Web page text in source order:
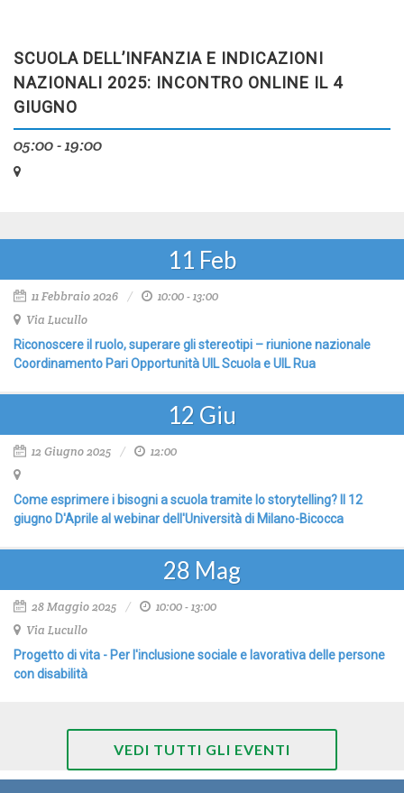
SCUOLA DELL’INFANZIA E INDICAZIONI
NAZIONALI 2025: INCONTRO ONLINE IL 4
GIUGNO
05:00 - 19:00
11 Feb
11 Febbraio 2026
10:00 - 13:00
Via Lucullo
Riconoscere il ruolo, superare gli stereotipi – riunione nazionale
Coordinamento Pari Opportunità UIL Scuola e UIL Rua
12 Giu
12 Giugno 2025 12:00
Come esprimere i bisogni a scuola tramite lo storytelling? Il 12
giugno D'Aprile al webinar dell'Università di Milano-Bicocca
28 Mag
28 Maggio 2025
10:00 - 13:00
Via Lucullo
Progetto di vita - Per l'inclusione sociale e lavorativa delle persone
con disabilità
VEDI TUTTI GLI EVENTI